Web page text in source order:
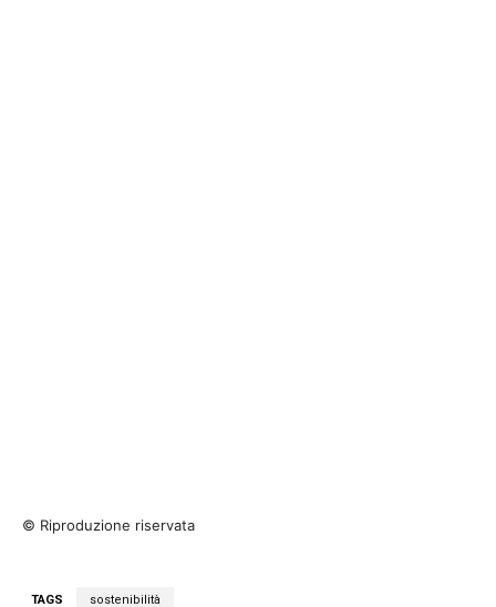
© Riproduzione riservata
TAGS sostenibilità